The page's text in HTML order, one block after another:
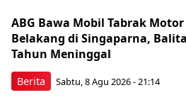
Berita
ABG Bawa Mobil Tabrak
Belakang di Singaparna,
Tahun Meninggal
Sabtu, 8 Agu 2026 - 21:14